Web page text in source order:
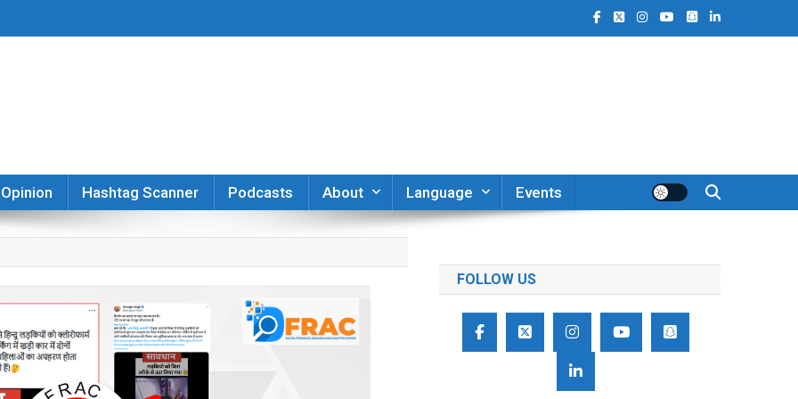
Opinion Hashtag Scanner Podcasts About Language Events
FOLLOW US